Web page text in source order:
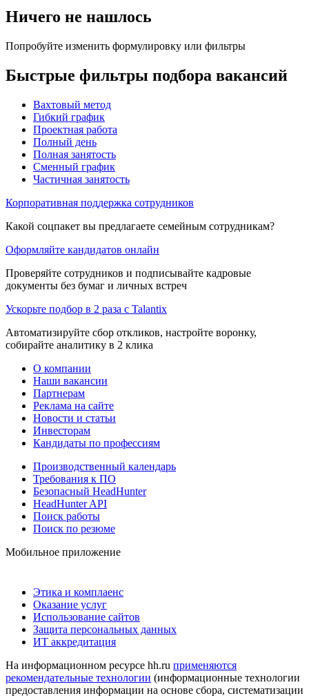
Ничего не нашлось
Попробуйте изменить формулировку или фильтры
Быстрые фильтры подбора вакансий
Вахтовый метод
Гибкий график
Проектная работа
Полный день
Полная занятость
Сменный график
Частичная занятость
Корпоративная поддержка сотрудников
Какой соцпакет вы предлагаете семейным сотрудникам?
Оформляйте кандидатов онлайн
Проверяйте сотрудников и подписывайте кадровые
документы без бумаг и личных встреч
Ускорьте подбор в 2 раза с Talantix
Автоматизируйте сбор откликов, настройте воронку,
собирайте аналитику в 2 клика
О компании
Наши вакансии
Партнерам
Реклама на сайте
Новости и статьи
Инвесторам
Кандидаты по профессиям
Производственный календарь
Требования к ПО
Безопасный HeadHunter
HeadHunter API
Поиск работы
Поиск по резюме
Мобильное приложение
Этика и комплаенс
Оказание услуг
Использование сайтов
Защита персональных данных
ИТ аккредитация
На информационном ресурсе hh.ru применяются
рекомендательные технологии (информационные технологии
предоставления информации на основе сбора, систематизации